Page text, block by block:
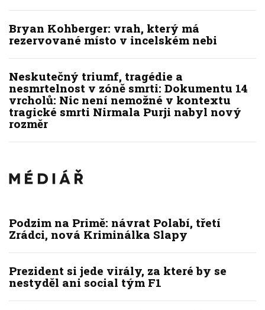
Bryan Kohberger: vrah, který má
rezervované místo v incelském nebi
Neskutečný triumf, tragédie a
nesmrtelnost v zóně smrti: Dokumentu 14
vrcholů: Nic není nemožné v kontextu
tragické smrti Nirmala Purji nabyl nový
rozměr
Podzim na Primě: návrat Polabí, třetí
Zrádci, nová Kriminálka Slapy
Prezident si jede virály, za které by se
nestyděl ani social tým F1